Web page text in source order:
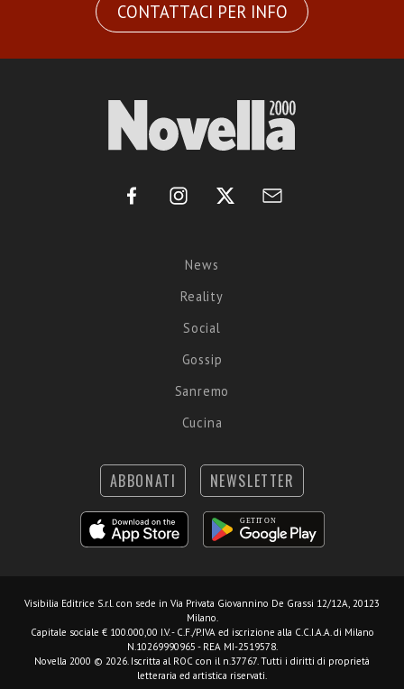
CONTATTACI PER INFO
News
Reality
Social
Gossip
Sanremo
Cucina
ABBONATI NEWSLETTER
Visibilia Editrice S.r.l. con sede in Via Privata Giovannino De Grassi 12/12A, 20123
Milano.
Capitale sociale € 100.000,00 I.V. - C.F./P.IVA ed iscrizione alla C.C.I.A.A. di Milano
N.10269990965 - REA MI-2519578.
Novella 2000 © 2026. Iscritta al ROC con il n.37767. Tutti i diritti di proprietà
letteraria ed artistica riservati.